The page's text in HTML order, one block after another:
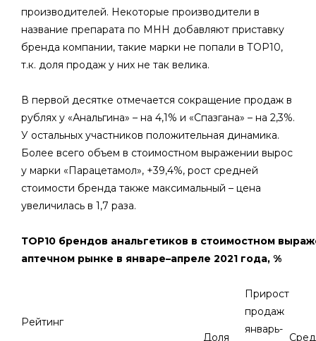
производителей. Некоторые производители в
название препарата по МНН добавляют приставку
бренда компании, такие марки не попали в ТОР10,
т.к. доля продаж у них не так велика.
В первой десятке отмечается сокращение продаж в
рублях у «Анальгина» – на 4,1% и «Спазгана» – на 2,3%.
У остальных участников положительная динамика.
Более всего объем в стоимостном выражении вырос
у марки «Парацетамол», +39,4%, рост средней
стоимости бренда также максимальный – цена
увеличилась в 1,7 раза.
ТОР10 брендов анальгетиков в стоимостном
аптечном рынке в январе–апреле 2021 года, %
Рейтинг
Доля
Прирост
продаж
январь-